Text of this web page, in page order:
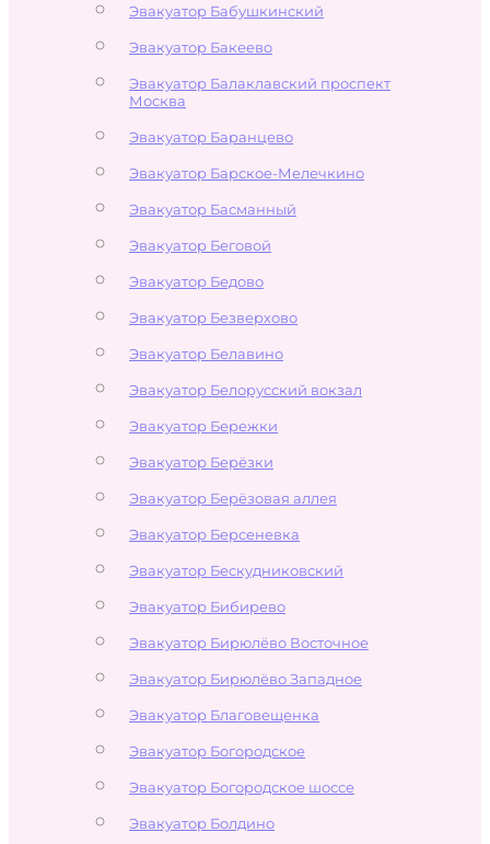
Эвакуатор Бабушкинский
Эвакуатор Бакеево
Эвакуатор Балаклавский проспект
Москва
Эвакуатор Баранцево
Эвакуатор Барское-Мелечкино
Эвакуатор Басманный
Эвакуатор Беговой
Эвакуатор Бедово
Эвакуатор Безверхово
Эвакуатор Белавино
Эвакуатор Белорусский вокзал
Эвакуатор Бережки
Эвакуатор Берёзки
Эвакуатор Берёзовая аллея
Эвакуатор Берсеневка
Эвакуатор Бескудниковский
Эвакуатор Бибирево
Эвакуатор Бирюлёво Восточное
Эвакуатор Бирюлёво Западное
Эвакуатор Благовещенка
Эвакуатор Богородское
Эвакуатор Богородское шоссе
Эвакуатор Болдино